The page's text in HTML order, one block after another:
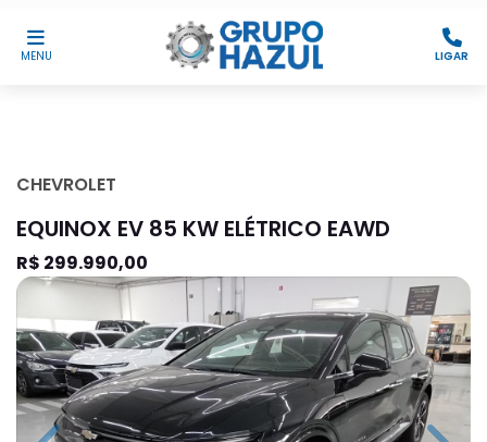
MENU LIGAR
CHEVROLET
EQUINOX EV 85 KW ELÉTRICO EAWD
R$ 299.990,00